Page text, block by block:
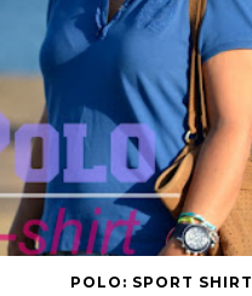
POLO: SPORT SHIRT